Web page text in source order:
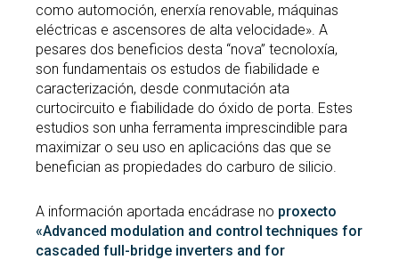
como automoción, enerxía renovable, máquinas
eléctricas e ascensores de alta velocidade». A
pesares dos beneficios desta “nova” tecnoloxía,
son fundamentais os estudos de fiabilidade e
caracterización, desde conmutación ata
curtocircuito e fiabilidade do óxido de porta. Estes
estudios son unha ferramenta imprescindible para
maximizar o seu uso en aplicacións das que se
benefician as propiedades do carburo de silicio.
A información aportada encádrase no proxecto
«Advanced modulation and control techniques for
cascaded full-bridge inverters and for